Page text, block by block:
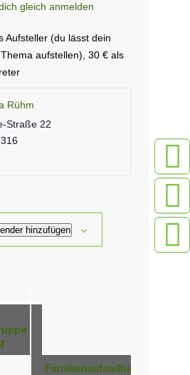
gleich anmelden
Aufsteller (du lässt dein
aufstellen), 30 € als
Rühm
Straße 22
hinzufügen
Familienaufstellung